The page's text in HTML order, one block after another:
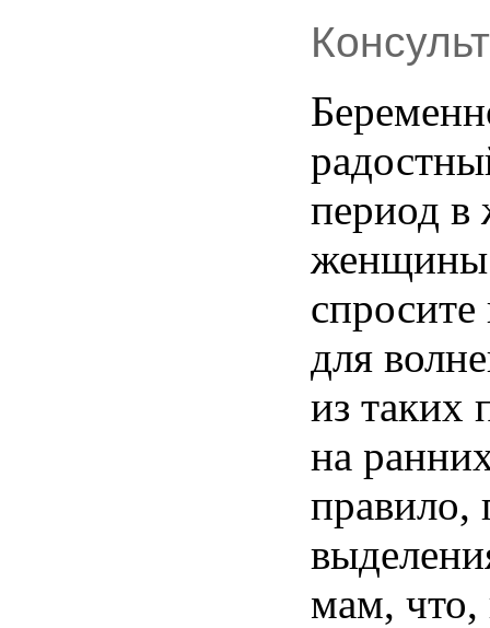
период в
женщины
спросите
для
из таких
на
правило,
мам, что,